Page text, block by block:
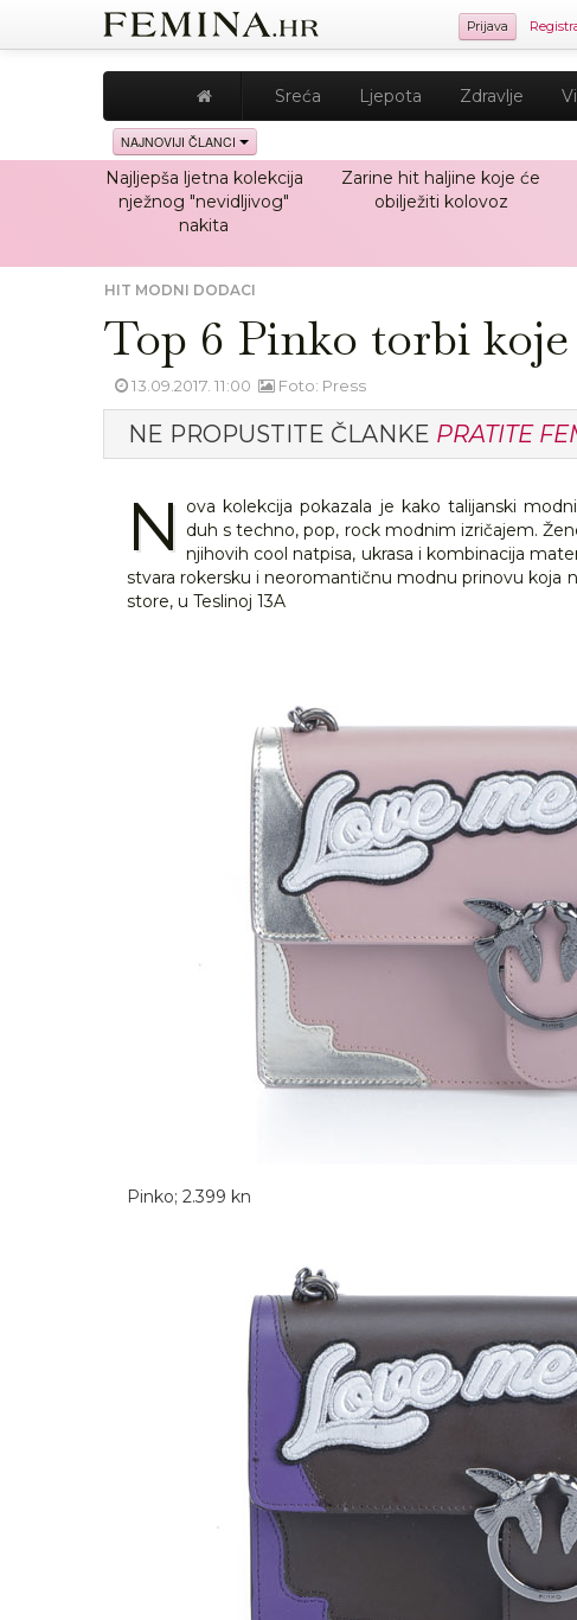
Prijava
Sreća Ljepota Zdravlje
NAJNOVIJI ČLANCI
Najljepša ljetna kolekcija
nježnog "nevidljivog"
nakita
Zarine hit haljine koje će
obilježiti kolovoz
HIT MODNI DODACI
Top 6 Pinko torbi
13.09.2017. 11:00 Foto: Press
NE PROPUSTITE ČLANKE PRATITE
N ova kolekcija pokazala je kako talijanski
duh s techno, pop, rock modnim izričajem.
njihovih cool natpisa, ukrasa i kombinacija
stvara rokersku i neoromantičnu modnu prinovu koja
store, u Teslinoj 13A
Pinko; 2.399 kn